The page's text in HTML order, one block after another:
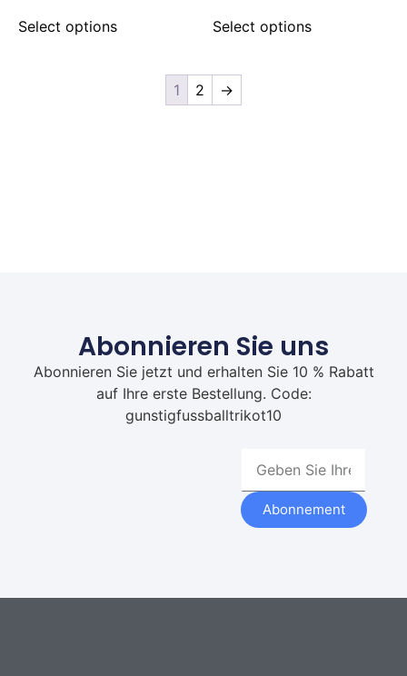
Select options Select options
1 2 →
Abonnieren Sie uns
Abonnieren Sie jetzt und erhalten Sie 10 % Rabatt
auf Ihre erste Bestellung. Code:
gunstigfussballtrikot10
Abonnement